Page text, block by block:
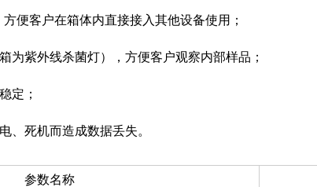
便客户在箱体内直接接入其他设备使用；
为紫外线杀菌灯），方便客户观察内部样品；
定；
、死机而造成数据丢失。
参数名称